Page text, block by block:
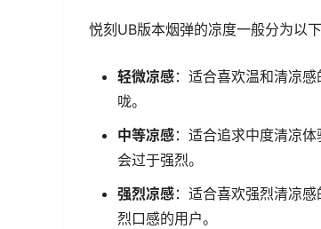
悦刻UB版本烟弹的凉度一般分为以下
轻微凉感：适合喜欢温和清凉
咙。
中等凉感：适合追求中度清凉
会过于强烈。
强烈凉感：适合喜欢强烈清凉
烈口感的用户。